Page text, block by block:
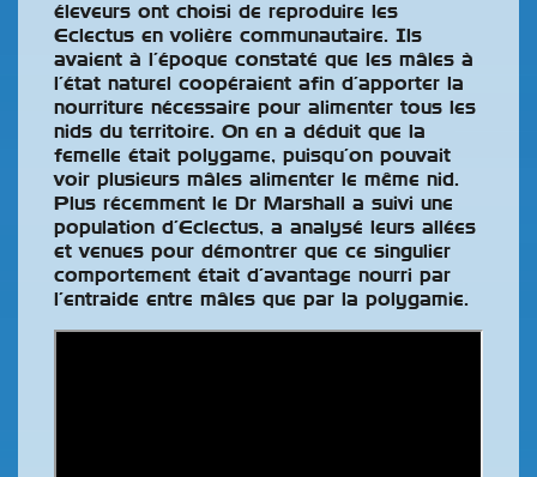
éleveurs ont choisi de reproduire les
Eclectus en volière communautaire. Ils
avaient à l’époque constaté que les mâles à
l’état naturel coopéraient afin d’apporter la
nourriture nécessaire pour alimenter tous les
nids du territoire. On en a déduit que la
femelle était polygame, puisqu’on pouvait
voir plusieurs mâles alimenter le même nid.
Plus récemment le Dr Marshall a suivi une
population d’Eclectus, a analysé leurs allées
et venues pour démontrer que ce singulier
comportement était d’avantage nourri par
l’entraide entre mâles que par la polygamie.